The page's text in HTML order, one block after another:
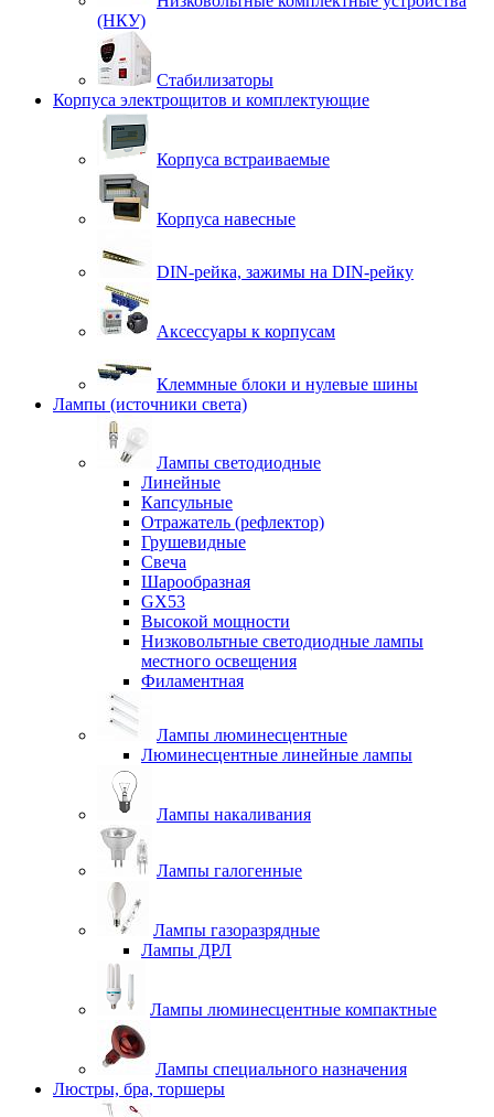
(НКУ)
Стабилизаторы
Корпуса электрощитов и комплектующие
Корпуса встраиваемые
Корпуса навесные
DIN-рейка, зажимы на DIN-рейку
Аксессуары к корпусам
Клеммные блоки и нулевые шины
Лампы (источники света)
Лампы светодиодные
Линейные
Капсульные
Отражатель (рефлектор)
Грушевидные
Свеча
Шарообразная
GX53
Высокой мощности
Низковольтные светодиодные лампы
местного освещения
Филаментная
Лампы люминесцентные
Люминесцентные линейные лампы
Лампы накаливания
Лампы галогенные
Лампы газоразрядные
Лампы ДРЛ
Лампы люминесцентные компактные
Лампы специального назначения
Люстры, бра, торшеры